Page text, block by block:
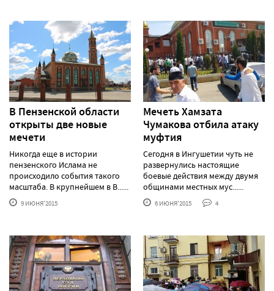
В Пензенской области
открыты две новые
мечети
Никогда еще в истории
пензенского Ислама не
происходило события такого
масштаба. В крупнейшем в В......
9 ИЮНЯ'2015
Мечеть Хамзата
Чумакова отбила атаку
муфтия
Сегодня в Ингушетии чуть не
развернулись настоящие
боевые действия между двумя
общинами местных мус......
6 ИЮНЯ'2015 4